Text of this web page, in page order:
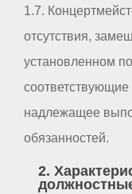
1.7.
отсутствия,
установленном
соответствующие
надлежащее
обязанностей.
2.